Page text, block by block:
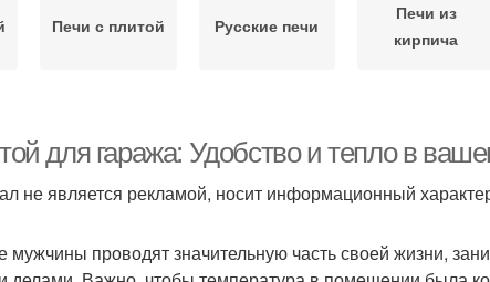
Печи с плитой Русские печи
Печи из
кирпича
для гаража: Удобство и тепло в
не является рекламой, носит информационный
мужчины проводят значительную часть своей жизни,